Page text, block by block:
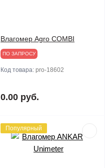
Влагомер Agro COMBI
ПО ЗАПРОСУ
Код товара: pro-18602
0.00 руб.
Популярный